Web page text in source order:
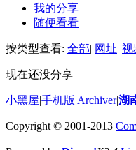
我的分享
随便看看
按类型查看: 全部| 网址| 视
现在还没分享
小黑屋|手机版|Archiver|湖
Copyright © 2001-2013